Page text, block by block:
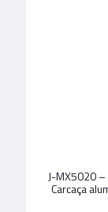
J-MX5020
Carcaça